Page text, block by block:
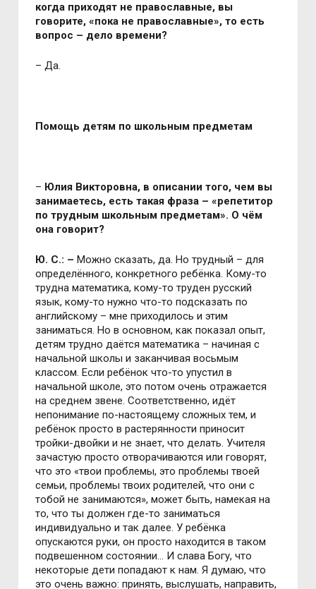
когда приходят не православные, вы
говорите, «пока не православные», то есть
вопрос – дело времени?
– Да.
Помощь детям по школьным предметам
– Юлия Викторовна, в описании того, чем вы
занимаетесь, есть такая фраза – «репетитор
по трудным школьным предметам». О чём
она говорит?
Ю. С.: –Можно сказать, да. Но трудный – для
определённого, конкретного ребёнка. Кому-то
трудна математика, кому-то труден русский
язык, кому-то нужно что-то подсказать по
английскому – мне приходилось и этим
заниматься. Но в основном, как показал опыт,
детям трудно даётся математика – начиная с
начальной школы и заканчивая восьмым
классом. Если ребёнок что-то упустил в
начальной школе, это потом очень отражается
на среднем звене. Соответственно, идёт
непонимание по-настоящему сложных тем, и
ребёнок просто в растерянности приносит
тройки-двойки и не знает, что делать. Учителя
зачастую просто отворачиваются или говорят,
что это «твои проблемы, это проблемы твоей
семьи, проблемы твоих родителей, что они с
тобой не занимаются», может быть, намекая на
то, что ты должен где-то заниматься
индивидуально и так далее. У ребёнка
опускаются руки, он просто находится в таком
подвешенном состоянии… И слава Богу, что
некоторые дети попадают к нам. Я думаю, что
это очень важно: принять, выслушать, направить,